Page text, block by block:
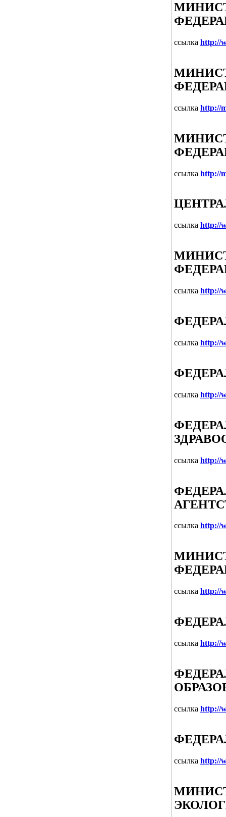
ссылка http://
ссылка http://
ссылка http://
ссылка http://
ссылка http://
ссылка http://
ссылка http://
ссылка http://
ссылка http://
ссылка http://
ссылка http://
ссылка http://
ссылка http://